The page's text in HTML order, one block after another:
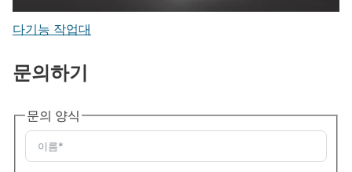
다기능 작업대
문의하기
문의 양식